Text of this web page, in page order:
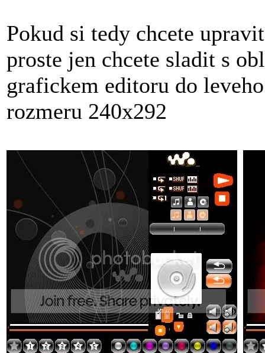
Pokud si tedy chcete
proste jen chcete sladit s
grafickem editoru do
rozmeru 240x292